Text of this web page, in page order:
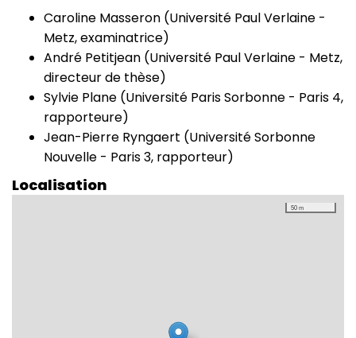
Caroline Masseron (Université Paul Verlaine -
Metz, examinatrice)
André Petitjean (Université Paul Verlaine - Metz,
directeur de thèse)
Sylvie Plane (Université Paris Sorbonne - Paris 4,
rapporteure)
Jean-Pierre Ryngaert (Université Sorbonne
Nouvelle - Paris 3, rapporteur)
Localisation
50 m